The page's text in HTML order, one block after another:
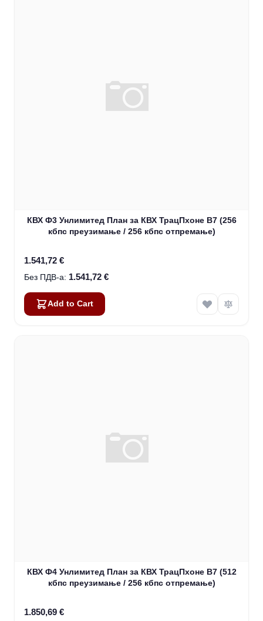
КВХ Ф3 Унлимитед План за КВХ ТрацПхоне В7 (256
кбпс преузимање / 256 кбпс отпремање)
1.541,72 €
1.541,72 €
Add to Cart
КВХ Ф4 Унлимитед План за КВХ ТрацПхоне В7 (512
кбпс преузимање / 256 кбпс отпремање)
1.850,69 €